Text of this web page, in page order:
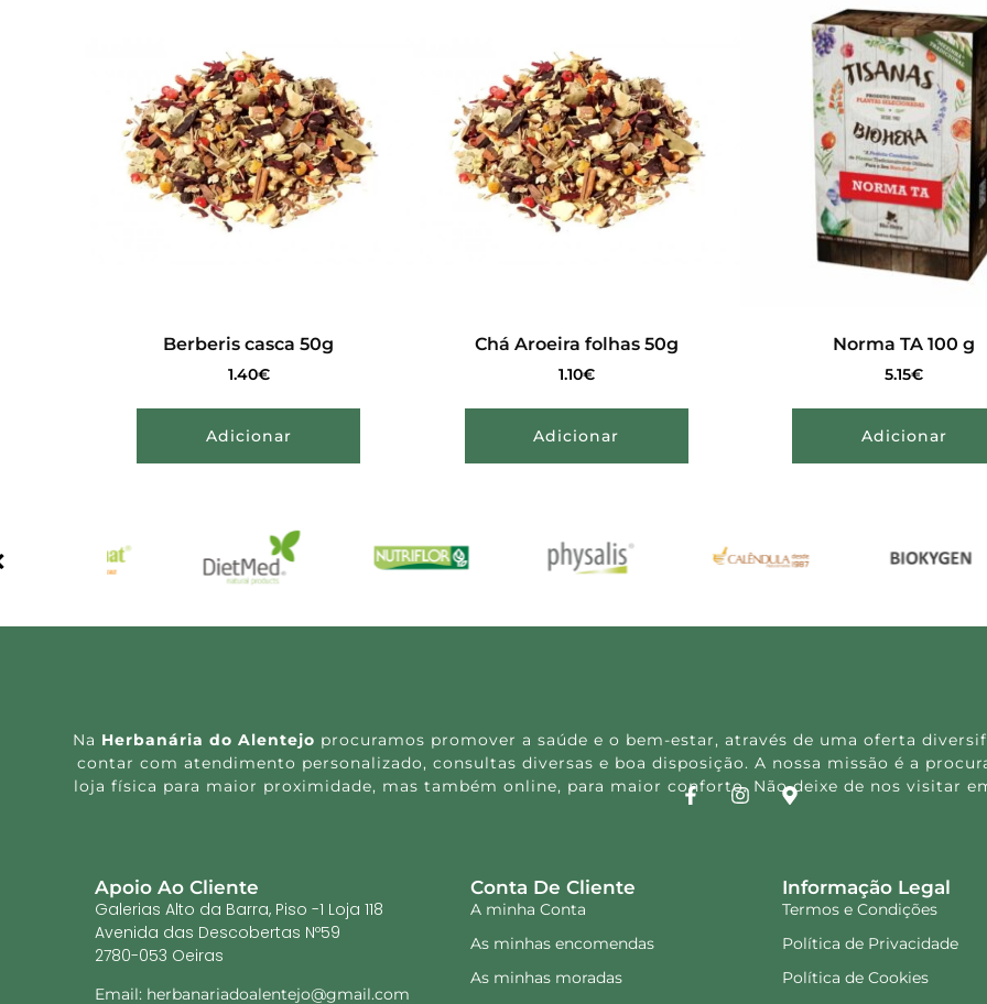
Berberis casca 50g
1.40€
Adicionar
Chá Aroeira folhas 50g
1.10€
Adicionar
Norma TA 100 g
5.15€
Adicionar
Na Herbanária do Alentejo procuramos promover a saúde e o bem-estar, através de uma oferta
contar com atendimento personalizado, consultas diversas e boa disposição. A nossa missão é a
loja física para maior proximidade, mas também online, para maior conforto. Não deixe de nos visitar
Apoio Ao Cliente
Galerias Alto da Barra, Piso -1 Loja 118
Avenida das Descobertas Nº59
2780-053 Oeiras
Email: herbanariadoalentejo@gmail.com
Conta De Cliente
A minha Conta
As minhas encomendas
As minhas moradas
Informação Legal
Termos e Condições
Política de Privacidade
Política de Cookies